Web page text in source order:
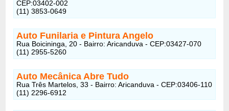
CEP:03402-002
(11) 3853-0649
Auto Funilaria e Pintura Angelo
Rua Boicininga, 20 - Bairro: Aricanduva - CEP:03427-070
(11) 2955-5260
Auto Mecânica Abre Tudo
Rua Três Martelos, 33 - Bairro: Aricanduva - CEP:03406-110
(11) 2296-6912